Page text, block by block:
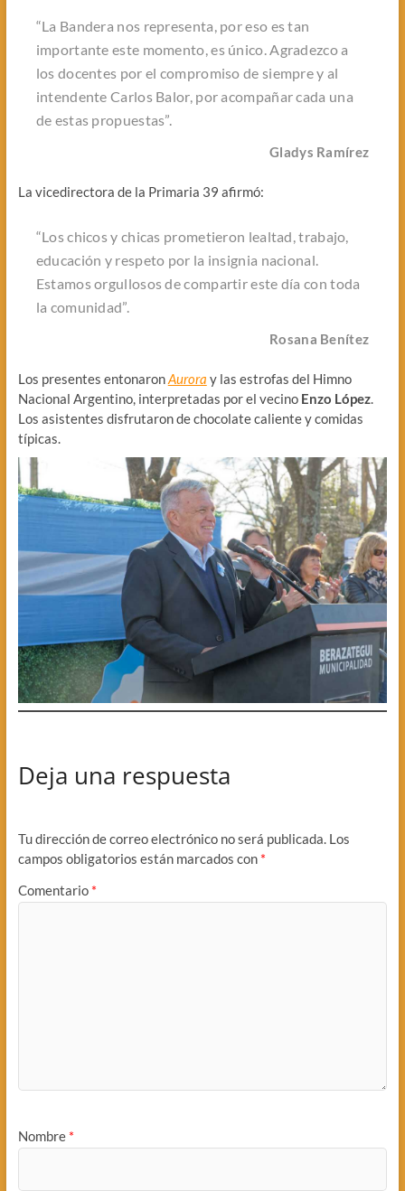
“La Bandera nos representa, por eso es tan
importante este momento, es único. Agradezco a
los docentes por el compromiso de siempre y al
intendente Carlos Balor, por acompañar cada una
de estas propuestas”.
Gladys Ramírez
La vicedirectora de la Primaria 39 afirmó:
“Los chicos y chicas prometieron lealtad, trabajo,
educación y respeto por la insignia nacional.
Estamos orgullosos de compartir este día con toda
la comunidad”.
Rosana Benítez
Los presentes entonaronAurora y las estrofas del Himno
Nacional Argentino, interpretadas por el vecino Enzo López.
Los asistentes disfrutaron de chocolate caliente y comidas
típicas.
Deja una respuesta
Tu dirección de correo electrónico no será publicada. Los
campos obligatorios están marcados con *
Comentario *
Nombre *